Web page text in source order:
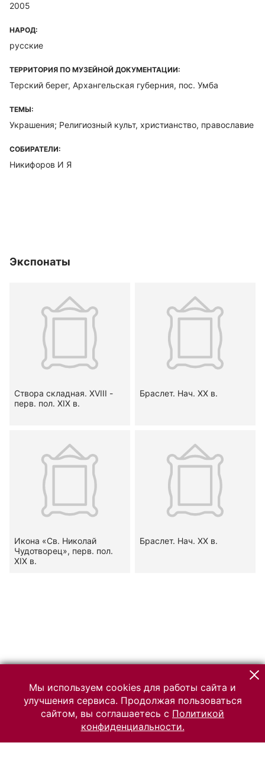
2005
НАРОД:
русские
ТЕРРИТОРИЯ ПО МУЗЕЙНОЙ ДОКУМЕНТАЦИИ:
Терский берег, Архангельская губерния, пос. Умба
ТЕМЫ:
Украшения; Религиозный культ, христианство, православие
СОБИРАТЕЛИ:
Никифоров И Я
Экспонаты
Створа складная. XVIII -
перв. пол. XIX в.
Браслет. Нач. ХХ в.
Икона «Св. Николай
Чудотворец», перв. пол.
XIX в.
Браслет. Нач. ХХ в.
Мы используем cookies для работы сайта и
улучшения сервиса. Продолжая пользоваться
сайтом, вы соглашаетесь с Политикой
конфиденциальности.